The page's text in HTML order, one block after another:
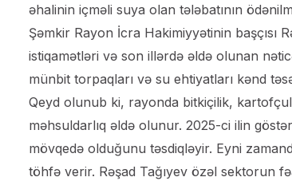
əhalinin içməli suya olan tələbatının
Şəmkir Rayon İcra Hakimiyyətinin başçısı
istiqamətləri və son illərdə əldə olunan
münbit torpaqları və su ehtiyatları kənd
Qeyd olunub ki, rayonda bitkiçilik,
məhsuldarlıq əldə olunur. 2025-ci ilin
mövqedə olduğunu təsdiqləyir. Eyni
töhfə verir. Rəşad Tağıyev özəl sektorun